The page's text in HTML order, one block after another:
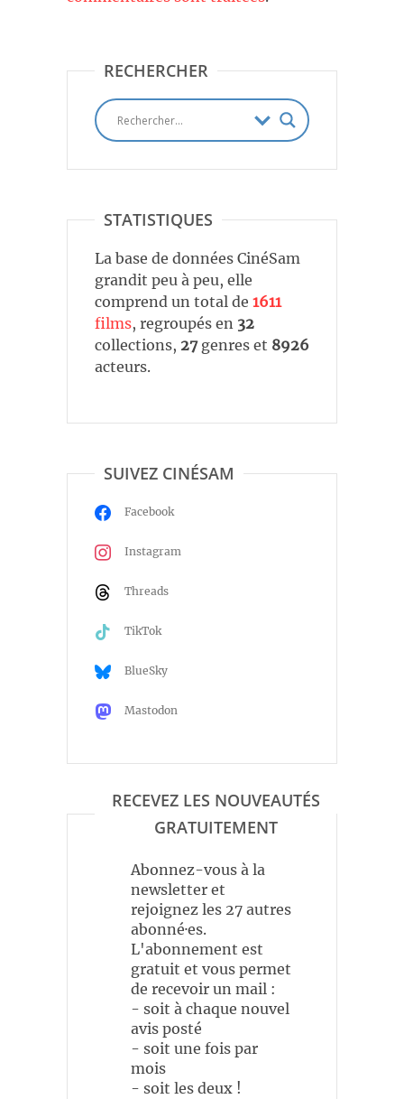
RECHERCHER
STATISTIQUES
La base de données CinéSam
grandit peu à peu, elle
comprend un total de 1611
films, regroupés en 32
collections, 27genres et 8926
acteurs.
SUIVEZ CINÉSAM
Facebook
Instagram
Threads
TikTok
BlueSky
Mastodon
RECEVEZ LES NOUVEAUTÉS
GRATUITEMENT
Abonnez-vous à la
newsletter et
rejoignez les 27 autres
abonné·es.
L'abonnement est
gratuit et vous permet
de recevoir un mail :
- soit à chaque nouvel
avis posté
- soit une fois par
mois
- soit les deux !